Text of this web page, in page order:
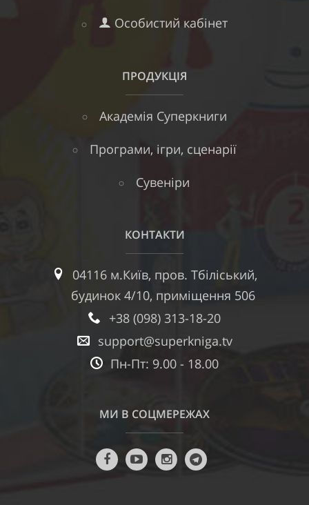
Особистий кабінет
ПРОДУКЦІЯ
Академія Суперкниги
Програми, ігри, сценарії
Сувеніри
КОНТАКТИ
04116 м.Київ, пров. Тбіліський,
будинок 4/10, приміщення 506
+38 (098) 313-18-20
support@superkniga.tv
Пн-Пт: 9.00 - 18.00
МИ В СОЦМЕРЕЖАХ